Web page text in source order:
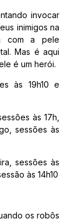
invocar
inimigos na
com a pele
Mas é aqui
é um herói.
às 19h10 e
às 17h,
sessões às
sessões às
às 14h10
os robôs